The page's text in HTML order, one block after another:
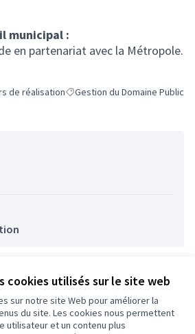
cookies utilisés sur le site web
sur notre site Web pour améliorer la
du site. Les cookies nous permettent
utilisateur et un contenu plus
municipal :
en partenariat avec la Métropole.
catégorie : Propositions en cours de
de réalisationFiltrer les résultats pour le
Gestion du Domaine Public